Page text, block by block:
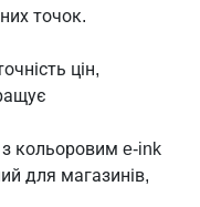
точок.
цін,
з кольоровим e-ink
для магазинів,